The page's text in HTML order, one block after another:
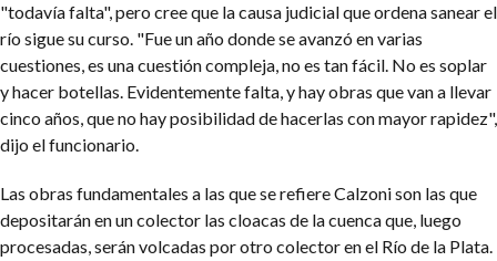
"todavía falta", pero cree que la causa judicial que ordena sanear el
río sigue su curso. "Fue un año donde se avanzó en varias
cuestiones, es una cuestión compleja, no es tan fácil. No es soplar
y hacer botellas. Evidentemente falta, y hay obras que van a llevar
cinco años, que no hay posibilidad de hacerlas con mayor rapidez",
dijo el funcionario.
Las obras fundamentales a las que se refiere Calzoni son las que
depositarán en un colector las cloacas de la cuenca que, luego
procesadas, serán volcadas por otro colector en el Río de la Plata.